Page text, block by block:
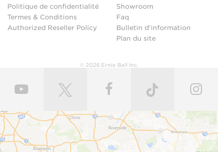
Politique de confidentialité
Termes & Conditions
Authorized Reseller Policy
Showroom
Faq
Bulletin d'information
Plan du site
© 2026 Ernie Ball Inc.